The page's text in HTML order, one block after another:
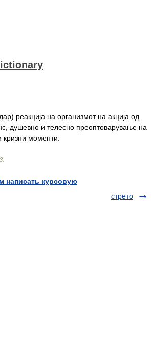
реакција на организмот на акција од
душевно и телесно преоптоварување на
кризни моменти.
написать курсовую
стрето